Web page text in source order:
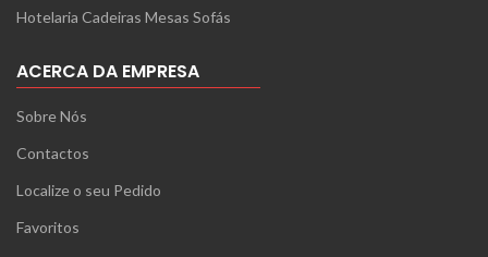
Hotelaria Cadeiras Mesas Sofás
ACERCA DA EMPRESA
Sobre Nós
Contactos
Localize o seu Pedido
Favoritos